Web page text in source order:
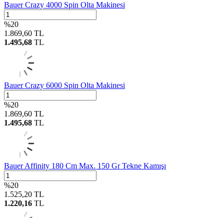
Bauer Crazy 4000 Spin Olta Makinesi
%20
1.869,60 TL
1.495,68 TL
Bauer Crazy 6000 Spin Olta Makinesi
%20
1.869,60 TL
1.495,68 TL
Bauer Affinity 180 Cm Max. 150 Gr Tekne Kamışı
%20
1.525,20 TL
1.220,16 TL